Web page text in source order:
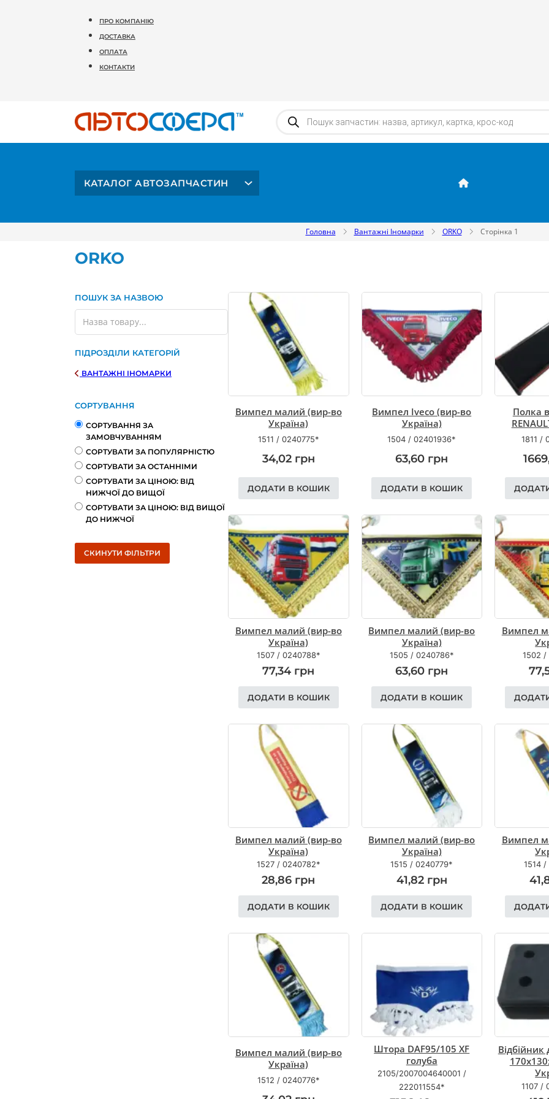
ПРО КОМПАНІЮ
ДОСТАВКА
ОПЛАТА
КОНТАКТИ
Products search
КАТАЛОГ АВТОЗАПЧАСТИН
Головна Вантажні Іномарки ORKO Сторінка 1
ORKO
ПОШУК ЗА НАЗВОЮ
Search ...
ПІДРОЗДІЛИ КАТЕГОРІЙ
ВАНТАЖНІ ІНОМАРКИ
СОРТУВАННЯ
СОРТУВАННЯ ЗА
ЗАМОВЧУВАННЯМ
СОРТУВАТИ ЗА ПОПУЛЯРНІСТЮ
СОРТУВАТИ ЗА ОСТАННІМИ
СОРТУВАТИ ЗА ЦІНОЮ: ВІД
НИЖЧОЇ ДО ВИЩОЇ
СОРТУВАТИ ЗА ЦІНОЮ: ВІД ВИЩОЇ
ДО НИЖЧОЇ
СКИНУТИ ФІЛЬТРИ
Вимпел малий (вир-во
Україна)
1511 / 0240775*
34,02 грн
ДОДАТИ В КОШИК
Вимпел Iveco (вир-во
Україна)
1504 /02401936*
63,60 грн
ДОДАТИ В КОШИК
Полка
1811 /
Вимпел малий (вир-во
Україна)
1507/ 0240788*
77,34 грн
ДОДАТИ В КОШИК
Вимпел малий (вир-во
Україна)
1505 / 0240786*
63,60 грн
ДОДАТИ В КОШИК
Вимпел
1502 /
Вимпел малий (вир-во
Україна)
1527/ 0240782*
28,86 грн
ДОДАТИ В КОШИК
Вимпел малий (вир-во
Україна)
1515 /0240779*
41,82 грн
ДОДАТИ В КОШИК
Вимпел
1514/
Вимпел малий (вир-во
Україна)
1512 / 0240776*
Штора DAF95/105 XF
голуба
2105/2007004640001 /
222011554*
1107 /